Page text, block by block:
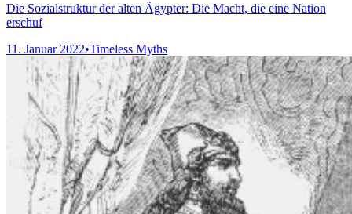
Die Sozialstruktur der alten Ägypter: Die Macht, die eine Nation
erschuf
11. Januar 2022•Timeless Myths